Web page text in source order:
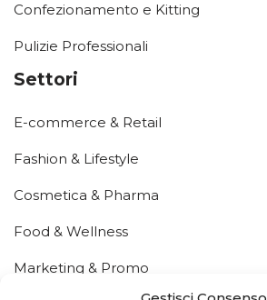
Confezionamento e Kitting
Pulizie Professionali
Settori
E-commerce & Retail
Fashion & Lifestyle
Cosmetica & Pharma
Food & Wellness
Marketing & Promo